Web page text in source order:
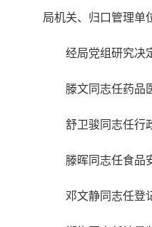
局机关、归口管理单
经局党组研究决
滕文同志任药品
舒卫骏同志任行
滕晖同志任食品
邓文静同志任登